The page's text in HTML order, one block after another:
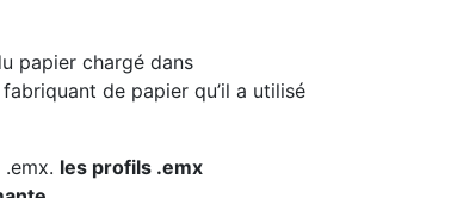
papier chargé dans
de papier qu’il a utilisé
les profils .emx